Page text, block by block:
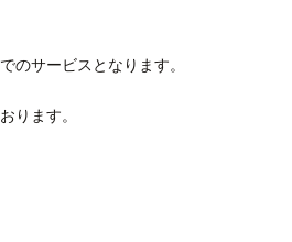
のサービスとなります。
ります。